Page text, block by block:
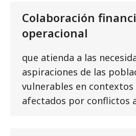
Colaboración
operacional
que atienda a las
aspiraciones de las
vulnerables en
afectados por conflictos